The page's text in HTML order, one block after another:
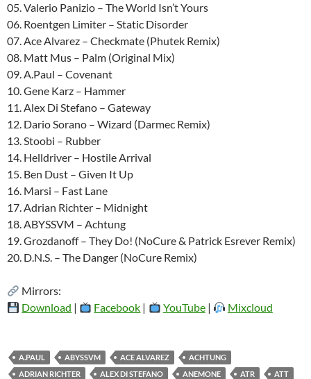
05. Valerio Panizio – The World Isn’t Yours
06. Roentgen Limiter – Static Disorder
07. Ace Alvarez – Checkmate (Phutek Remix)
08. Matt Mus – Palm (Original Mix)
09. A.Paul – Covenant
10. Gene Karz – Hammer
11. Alex Di Stefano – Gateway
12. Dario Sorano – Wizard (Darmec Remix)
13. Stoobi – Rubber
14. Helldriver – Hostile Arrival
15. Ben Dust – Given It Up
16. Marsi – Fast Lane
17. Adrian Richter – Midnight
18. ABYSSVM – Achtung
19. Grozdanoff – They Do! (NoCure & Patrick Esrever Remix)
20. D.N.S. – The Danger (NoCure Remix)
Mirrors:
Download | Facebook | YouTube| Mixcloud
A.PAUL ABYSSVM ACE ALVAREZ
ACHTUNG
ADRIAN RICHTER
ALEX DI STEFANO ANEMONE ATR
ATT